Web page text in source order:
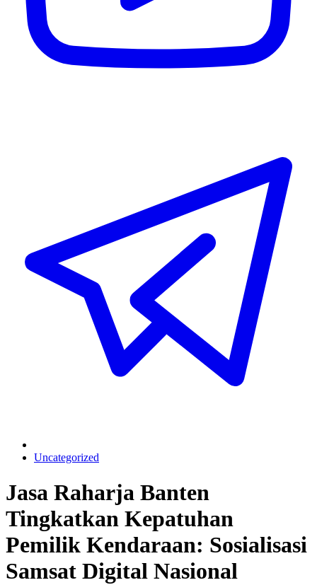
Uncategorized
Jasa Raharja Banten
Tingkatkan Kepatuhan
Pemilik Kendaraan: Sosialisasi
Samsat Digital Nasional